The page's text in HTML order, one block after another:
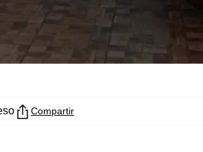
Compartir